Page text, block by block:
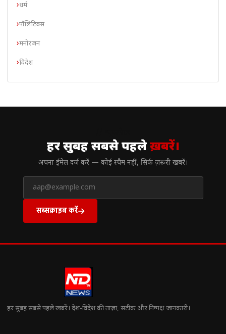
धर्म
पॉलिटिक्स
मनोरंजन
विदेश
हर सुबह सबसे पहलेख़बरें।
अपना ईमेल दर्ज करें — कोई स्पैम नहीं, सिर्फ ज़रूरी खबरें।
सब्सक्राइब करें
हर सुबह सबसे पहले खबरें। देश-विदेश की ताज़ा, सटीक और निष्पक्ष जानकारी।